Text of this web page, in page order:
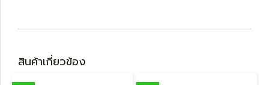
สินค้าเกี่ยวข้อง